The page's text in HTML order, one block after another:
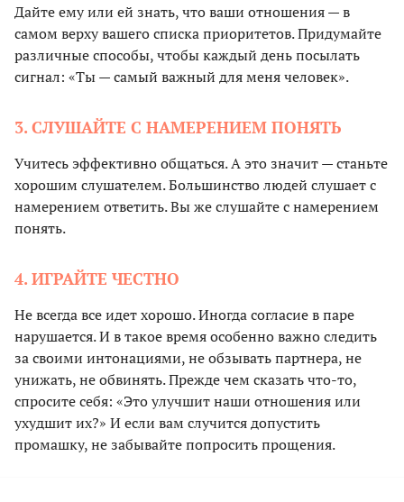
Дайте ему или ей знать, что ваши отношения — в
самом верху вашего списка приоритетов. Придумайте
различные способы, чтобы каждый день посылать
сигнал: «Ты — самый важный для меня человек».
3. СЛУШАЙТЕ С НАМЕРЕНИЕМ ПОНЯТЬ
Учитесь эффективно общаться. А это значит — станьте
хорошим слушателем. Большинство людей слушает с
намерением ответить. Вы же слушайте с намерением
понять.
4. ИГРАЙТЕ ЧЕСТНО
Не всегда все идет хорошо. Иногда согласие в паре
нарушается. И в такое время особенно важно следить
за своими интонациями, не обзывать партнера, не
унижать, не обвинять. Прежде чем сказать что-то,
спросите себя: «Это улучшит наши отношения или
ухудшит их?» И если вам случится допустить
промашку, не забывайте попросить прощения.